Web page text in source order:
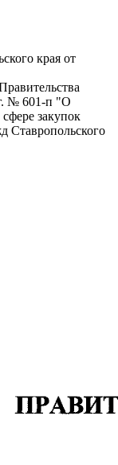
края от
г. № 601-п "О
закупок
Ставропольского